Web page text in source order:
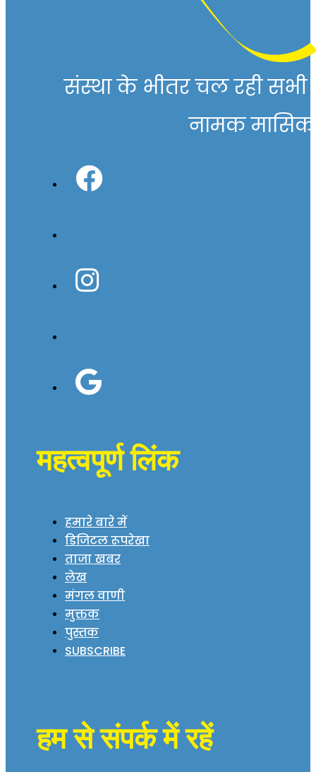
संस्था के भीतर चल रही सभी
नामक मासिक
महत्वपूर्ण लिंक
हमारे बारे में
डिजिटल रूपरेखा
ताजा खबर
लेख
मंगल वाणी
मुक्तक
पुस्तक
SUBSCRIBE
हम से संपर्क में रहें